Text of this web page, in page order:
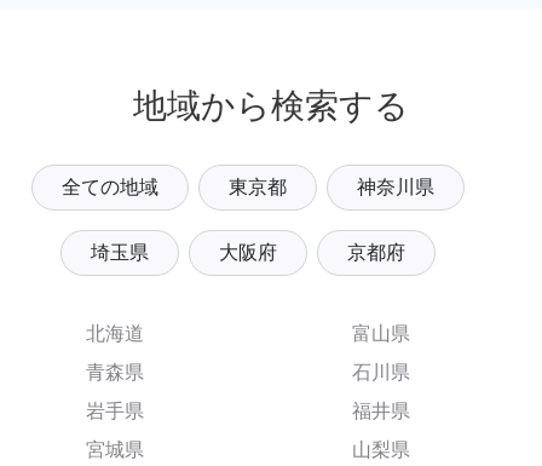
地域から検索する
全ての地域 東京都 神奈川県
埼玉県 大阪府 京都府
北海道
青森県
岩手県
宮城県
富山県
石川県
福井県
山梨県